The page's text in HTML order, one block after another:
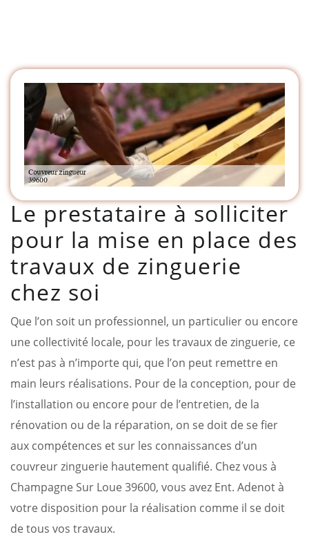
Le prestataire à solliciter
pour la mise en place des
travaux de zinguerie
chez soi
Que l’on soit un professionnel, un particulier ou encore
une collectivité locale, pour les travaux de zinguerie, ce
n’est pas à n’importe qui, que l’on peut remettre en
main leurs réalisations. Pour de la conception, pour de
l’installation ou encore pour de l’entretien, de la
rénovation ou de la réparation, on se doit de se fier
aux compétences et sur les connaissances d’un
couvreur zinguerie hautement qualifié. Chez vous à
Champagne Sur Loue 39600, vous avez Ent. Adenot à
votre disposition pour la réalisation comme il se doit
de tous vos travaux.